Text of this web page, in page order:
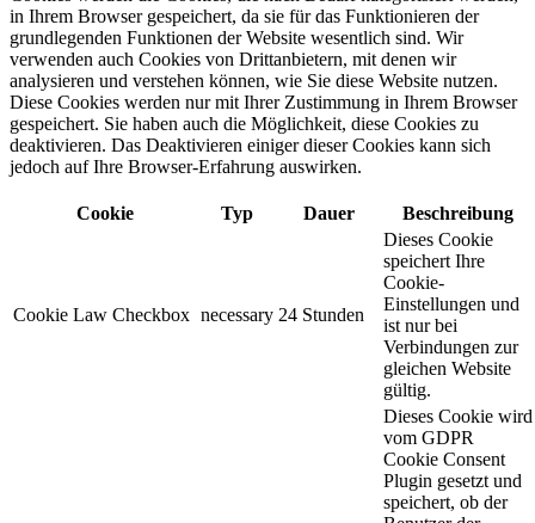
in Ihrem Browser gespeichert, da sie für das Funktionieren der
grundlegenden Funktionen der Website wesentlich sind. Wir
verwenden auch Cookies von Drittanbietern, mit denen wir
analysieren und verstehen können, wie Sie diese Website nutzen.
Diese Cookies werden nur mit Ihrer Zustimmung in Ihrem Browser
gespeichert. Sie haben auch die Möglichkeit, diese Cookies zu
deaktivieren. Das Deaktivieren einiger dieser Cookies kann sich
jedoch auf Ihre Browser-Erfahrung auswirken.
Cookie Typ Dauer Beschreibung
Cookie Law Checkbox necessary 24 Stunden
Dieses Cookie
speichert Ihre
Cookie-
Einstellungen und
ist nur bei
Verbindungen zur
gleichen Website
gültig.
Dieses Cookie wird
vom GDPR
Cookie Consent
Plugin gesetzt und
speichert, ob der